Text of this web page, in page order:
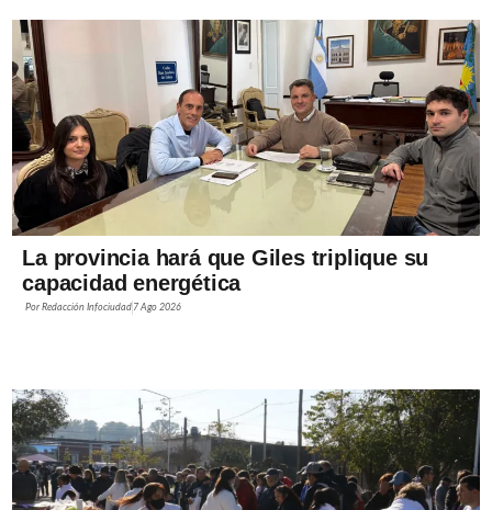
La provincia hará que Giles triplique su
capacidad energética
PorRedacción Infociudad 7 Ago 2026